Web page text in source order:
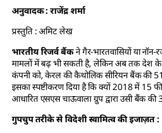
अनुवादक : राजेंद्र शर्मा
प्रस्तुति : अमिट लेख
भारतीय रिजर्व बैंकने गैर-भारतवासियों या
मामलों में बढ़ भी सकती है, लेकिन अब तक देश के
कंपनी को, केरल की कैथोलिक सीरियन बैंक की 51
इसका स्पष्टीकरण दिया है कि क्यों 2018 में 15
आधारित एसएस चाऊवाला ग्रुप द्वारा उसी बैंक
गुपचुप तरीके से विदेशी स्वामित्व की इजाज़त :